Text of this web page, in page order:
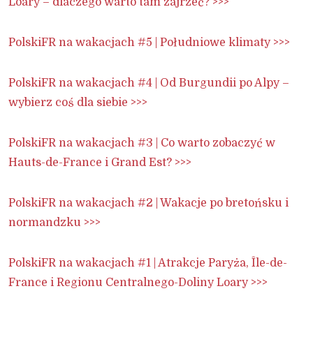
PolskiFR na wakacjach #5 | Południowe klimaty >>>
PolskiFR na wakacjach #4 | Od Burgundii po Alpy –
wybierz coś dla siebie >>>
PolskiFR na wakacjach #3 | Co warto zobaczyć w
Hauts-de-France i Grand Est? >>>
PolskiFR na wakacjach #2 | Wakacje po bretońsku i
normandzku >>>
PolskiFR na wakacjach #1 | Atrakcje Paryża, Île-de-
France i Regionu Centralnego-Doliny Loary >>>